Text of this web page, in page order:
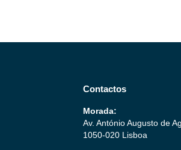
Contactos
Morada:
Av. António Augusto de
1050-020 Lisboa